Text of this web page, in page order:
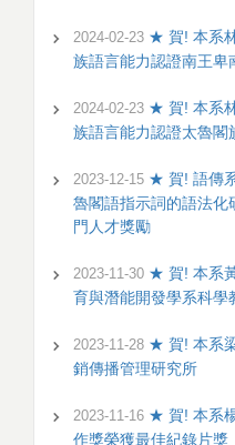
2024-02-23 ★ 賀! 本系
族語言能力認證南王卑
2024-02-23 ★ 賀! 本系
族語言能力認證太魯閣
2023-12-15 ★ 賀! 語傳
魯閣語指示詞的語法化
門人才獎勵
2023-11-30 ★ 賀! 本系
育與潛能開發學系科學
2023-11-28 ★ 賀! 本系
銷傳播管理研究所
2023-11-16 ★ 賀! 本系
作獎榮獲最佳紀錄片獎